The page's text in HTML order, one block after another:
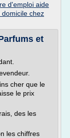
d'emploi aide
chez
et
cher que le
le prix
des les
les chiffres